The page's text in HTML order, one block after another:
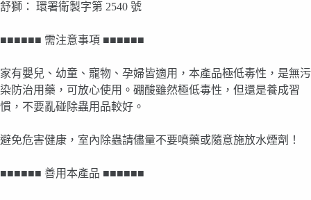
舒獅： 環署衛製字第 2540 號
■■■■■■ 需注意事項 ■■■■■■
家有嬰兒、幼童、寵物、孕婦皆適用，本產品極低毒性，是無污
染防治用藥，可放心使用。硼酸雖然極低毒性，但還是養成習
慣，不要亂碰除蟲用品較好。
避免危害健康，室內除蟲請儘量不要噴藥或隨意施放水煙劑！
■■■■■■ 善用本產品 ■■■■■■